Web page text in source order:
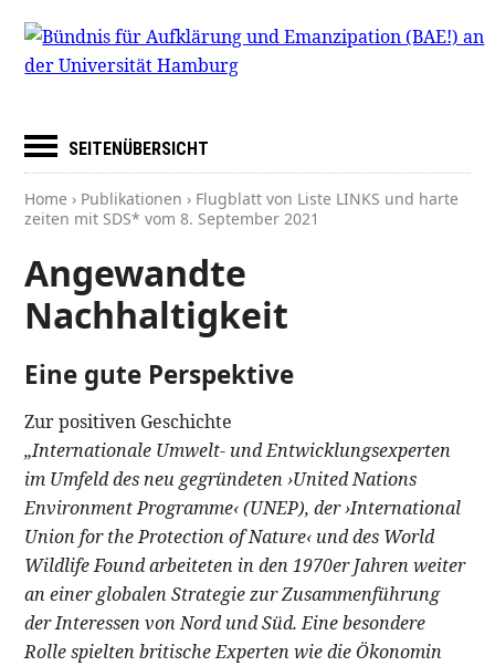
SEITENÜBERSICHT
Home › Publikationen › Flugblatt von Liste LINKS und harte
zeiten mit SDS* vom8. September 2021
Angewandte
Nachhaltigkeit
Eine gute Perspektive
Zur positiven Geschichte
„Internationale Umwelt- und Entwicklungsexperten
im Umfeld des neu gegründeten ›United Nations
Environment Programme‹ (UNEP), der ›International
Union for the Protection of Nature‹ und des World
Wildlife Found arbeiteten in den 1970er Jahren weiter
an einer globalen Strategie zur Zusammenführung
der Interessen von Nord und Süd. Eine besondere
Rolle spielten britische Experten wie die Ökonomin